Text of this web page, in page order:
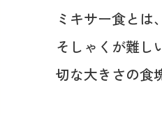
ミキサー食とは
そしゃくが難し
切な大きさの食